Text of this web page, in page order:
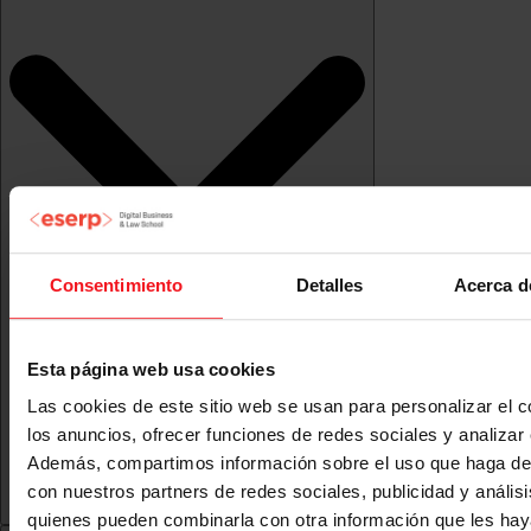
Consentimiento Detalles Acerca
Esta página web usa cookies
Las cookies de este sitio web se usan para personalizar el
los anuncios, ofrecer funciones de redes sociales y analizar
Además, compartimos información sobre el uso que haga
con nuestros partners de redes sociales, publicidad y
quienes pueden combinarla con otra información que les